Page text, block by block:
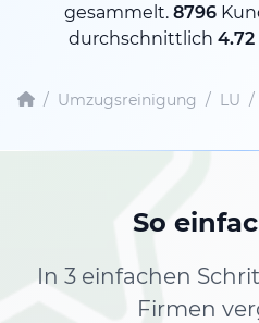
gesammelt. 8796
durchschnittlich 4.72
/ Umzugsreinigung / LU /
So
In 3 einfachen
Firmen